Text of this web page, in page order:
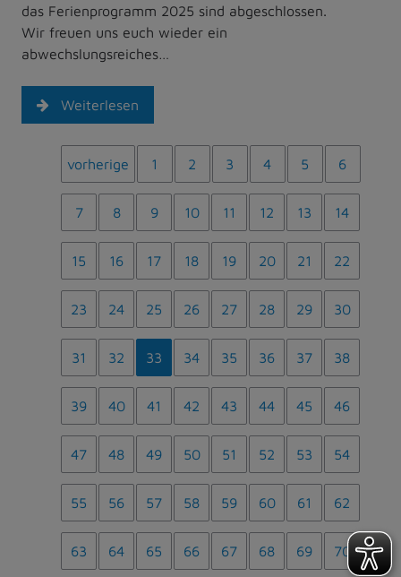
das Ferienprogramm 2025 sind abgeschlossen.
Wir freuen uns euch wieder ein
abwechslungsreiches…
Weiterlesen
vorherige 1 2 3 4 5 6
7 8 9 10 11 12 13 14
15 16 17 18 19 20 21 22
23 24 25 26 27 28 29 30
31 32 33 34 35 36 37 38
39 40 41 42 43 44 45 46
47 48 49 50 51 52 53 54
55 56 57 58 59 60 61 62
63 64 65 66 67 68 69 70